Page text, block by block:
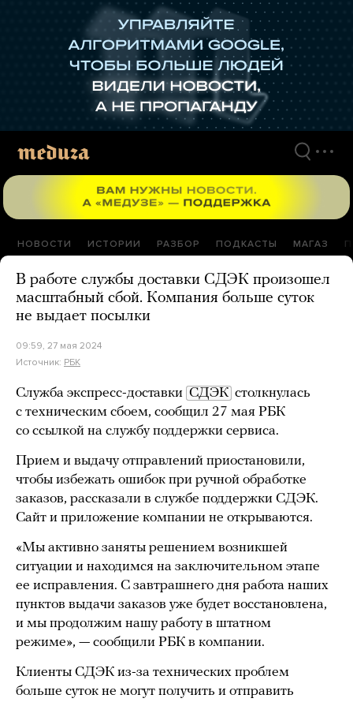
НОВОСТИ ИСТОРИИ РАЗБОР ПОДКАСТЫ МАГАЗ
В работе службы доставки СДЭК произошел
масштабный сбой. Компания больше суток
не выдает посылки
09:59, 27 мая 2024
Источник: РБК
Служба экспресс-доставки СДЭК столкнулась
с техническим сбоем, сообщил 27 мая РБК
со ссылкой на службу поддержки сервиса.
Прием и выдачу отправлений приостановили,
чтобы избежать ошибок при ручной обработке
заказов, рассказали в службе поддержки СДЭК.
Сайт и приложение компании не открываются.
«Мы активно заняты решением возникшей
ситуации и находимся на заключительном этапе
ее исправления. С завтрашнего дня работа наших
пунктов выдачи заказов уже будет восстановлена,
и мы продолжим нашу работу в штатном
режиме», — сообщили РБК в компании.
Клиенты СДЭК из-за технических проблем
больше суток не могут получить и отправить